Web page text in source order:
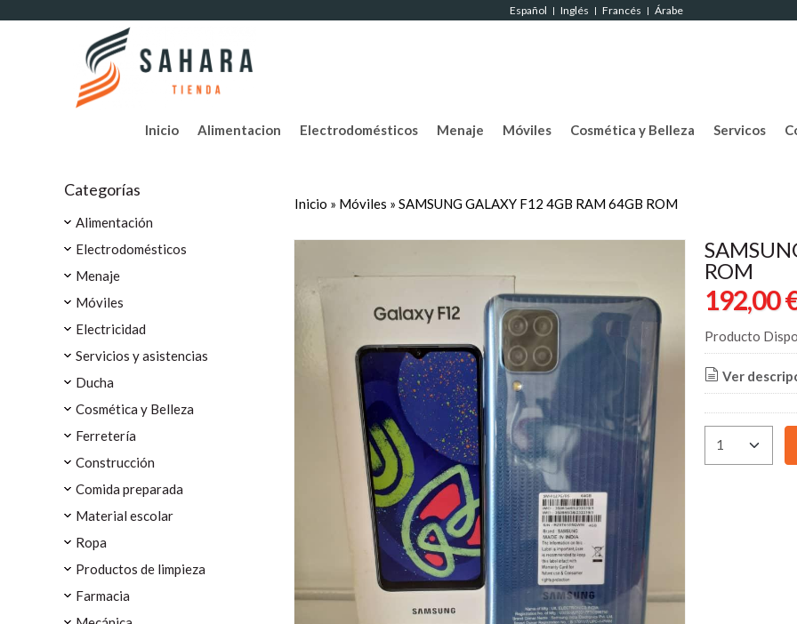
Español | Inglés | Francés | Árabe
Inicio Alimentacion Electrodomésticos Menaje Móviles Cosmética y Belleza Servicos
Categorías
Alimentación
Electrodomésticos
Menaje
Móviles
Electricidad
Servicios y asistencias
Ducha
Cosmética y Belleza
Ferretería
Construcción
Comida preparada
Material escolar
Ropa
Productos de limpieza
Farmacia
Inicio » Móviles » SAMSUNG GALAXY F12 4GB RAM 64GB ROM
ROM
192,00
Producto
Ver